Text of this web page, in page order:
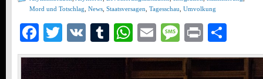
Mord und Totschlag News Staatsversagen Tagesschau Umvolkung
Facebook
Twitter
VK Tumblr
WhatsApp
EmailMessage
Print